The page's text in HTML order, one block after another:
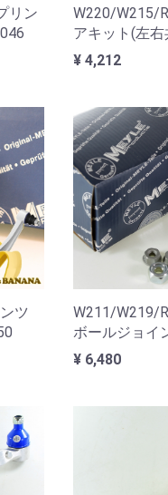
リン
W220/W215/
アキット(左
¥ 4,212
ツ
W211/W219/
ボールジョ
¥ 6,480